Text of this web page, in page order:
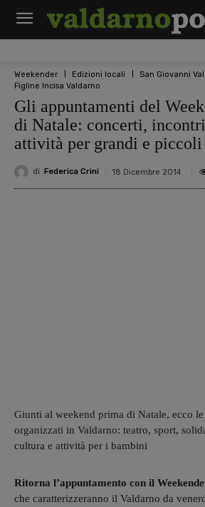
Weekender Edizioni locali San Giovanni
Figline Incisa Valdarno
Gli appuntamenti del
di Natale: concerti,
attività per grandi e piccoli
di Federica Crini 18 Dicembre 2014
Giunti al weekend prima di Natale, ecco
organizzati in Valdarno: teatro, sport,
cultura e attività per i bambini
Ritorna l’appuntamento con il
che caratterizzeranno il Valdarno da